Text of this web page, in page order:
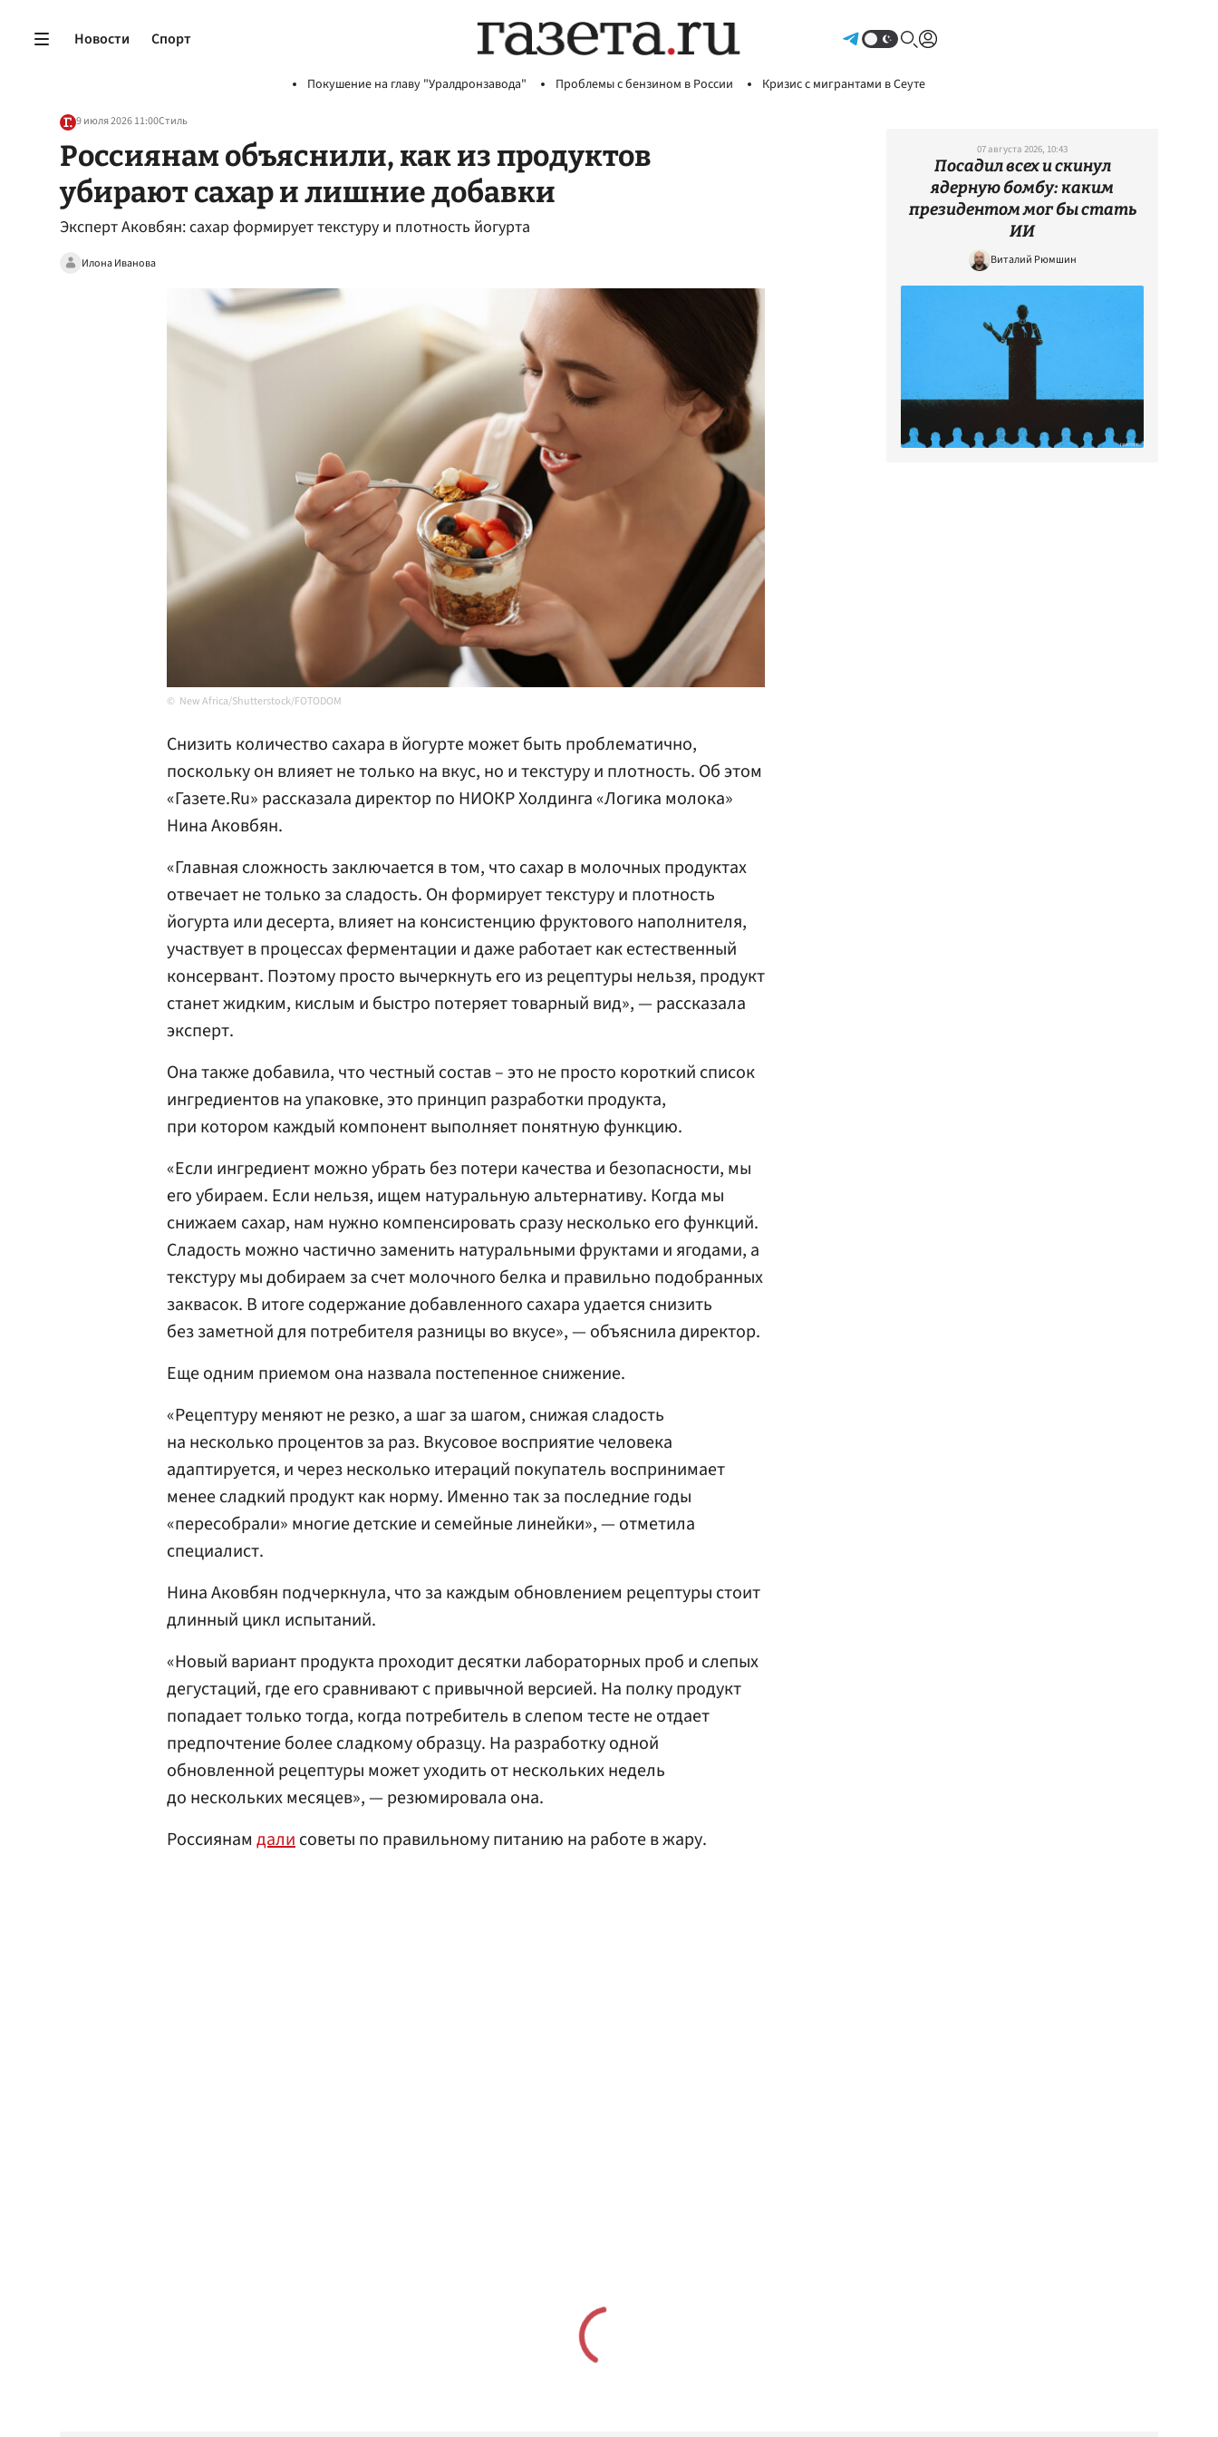
Новости Спорт
Покушение на главу "Уралдронзавода" Проблемы с бензином в России Кризис с мигрантами в Сеуте
9 июля 2026 11:00Стиль
Россиянам объяснили, как из продуктов
убирают сахар и лишние добавки
Эксперт Аковбян: сахар формирует текстуру и плотность йогурта
Илона Иванова
New Africa/Shutterstock/FOTODOM
Снизить количество сахара в йогурте может быть проблематично,
поскольку он влияет не только на вкус, но и текстуру и плотность. Об этом
«Газете.Ru» рассказала директор по НИОКР Холдинга «Логика молока»
Нина Аковбян.
«Главная сложность заключается в том, что сахар в молочных продуктах
отвечает не только за сладость. Он формирует текстуру и плотность
йогурта или десерта, влияет на консистенцию фруктового наполнителя,
участвует в процессах ферментации и даже работает как естественный
консервант. Поэтому просто вычеркнуть его из рецептуры нельзя, продукт
станет жидким, кислым и быстро потеряет товарный вид», — рассказала
эксперт.
Она также добавила, что честный состав – это не просто короткий список
ингредиентов на упаковке, это принцип разработки продукта,
при котором каждый компонент выполняет понятную функцию.
«Если ингредиент можно убрать без потери качества и безопасности, мы
его убираем. Если нельзя, ищем натуральную альтернативу. Когда мы
снижаем сахар, нам нужно компенсировать сразу несколько его функций.
Сладость можно частично заменить натуральными фруктами и ягодами, а
текстуру мы добираем за счет молочного белка и правильно подобранных
заквасок. В итоге содержание добавленного сахара удается снизить
без заметной для потребителя разницы во вкусе», — объяснила директор.
Еще одним приемом она назвала постепенное снижение.
«Рецептуру меняют не резко, а шаг за шагом, снижая сладость
на несколько процентов за раз. Вкусовое восприятие человека
адаптируется, и через несколько итераций покупатель воспринимает
менее сладкий продукт как норму. Именно так за последние годы
«пересобрали» многие детские и семейные линейки», — отметила
специалист.
Нина Аковбян подчеркнула, что за каждым обновлением рецептуры стоит
длинный цикл испытаний.
«Новый вариант продукта проходит десятки лабораторных проб и слепых
дегустаций, где его сравнивают с привычной версией. На полку продукт
попадает только тогда, когда потребитель в слепом тесте не отдает
предпочтение более сладкому образцу. На разработку одной
обновленной рецептуры может уходить от нескольких недель
до нескольких месяцев», — резюмировала она.
Россиянам далисоветы по правильному питанию на работе в жару.
07 августа 2026, 10:43
Посадил всех и скинул
ядерную бомбу: каким
президентом мог бы стать
ИИ
Виталий Рюмшин